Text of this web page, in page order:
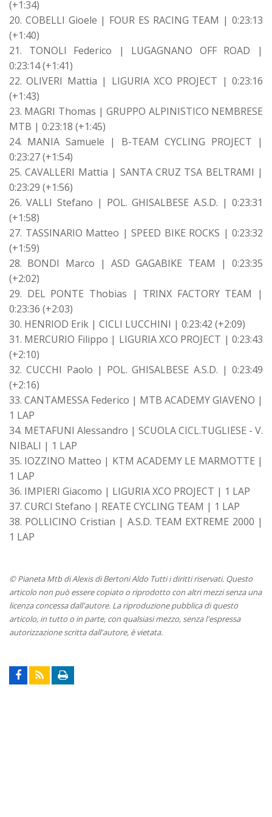
(+1:34)
20. COBELLI Gioele | FOUR ES RACING TEAM | 0:23:13
(+1:40)
21. TONOLI Federico | LUGAGNANO OFF ROAD |
0:23:14 (+1:41)
22. OLIVERI Mattia | LIGURIA XCO PROJECT | 0:23:16
(+1:43)
23. MAGRI Thomas | GRUPPO ALPINISTICO NEMBRESE
MTB | 0:23:18 (+1:45)
24. MANIA Samuele | B-TEAM CYCLING PROJECT |
0:23:27 (+1:54)
25. CAVALLERI Mattia | SANTA CRUZ TSA BELTRAMI |
0:23:29 (+1:56)
26. VALLI Stefano | POL. GHISALBESE A.S.D. | 0:23:31
(+1:58)
27. TASSINARIO Matteo | SPEED BIKE ROCKS | 0:23:32
(+1:59)
28. BONDI Marco | ASD GAGABIKE TEAM | 0:23:35
(+2:02)
29. DEL PONTE Thobias | TRINX FACTORY TEAM |
0:23:36 (+2:03)
30. HENRIOD Erik | CICLI LUCCHINI | 0:23:42 (+2:09)
31. MERCURIO Filippo | LIGURIA XCO PROJECT | 0:23:43
(+2:10)
32. CUCCHI Paolo | POL. GHISALBESE A.S.D. | 0:23:49
(+2:16)
33. CANTAMESSA Federico | MTB ACADEMY GIAVENO |
1 LAP
34. METAFUNI Alessandro | SCUOLA CICL.TUGLIESE - V.
NIBALI | 1 LAP
35. IOZZINO Matteo | KTM ACADEMY LE MARMOTTE |
1 LAP
36. IMPIERI Giacomo | LIGURIA XCO PROJECT | 1 LAP
37. CURCI Stefano | REATE CYCLING TEAM | 1 LAP
38. POLLICINO Cristian | A.S.D. TEAM EXTREME 2000 |
1 LAP
© Pianeta Mtb di Alexis di Bertoni Aldo Tutti i diritti riservati. Questo
articolo non può essere copiato o riprodotto con altri mezzi senza una
licenza concessa dall'autore. La riproduzione pubblica di questo
articolo, in tutto o in parte, con qualsiasi mezzo, senza l'espressa
autorizzazione scritta dall'autore, è vietata.